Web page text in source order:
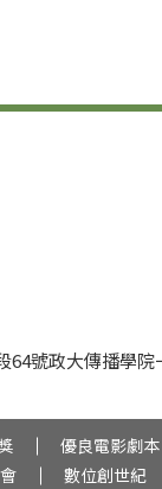
64號政大傳播學院
優良電影劇本
數位創世紀